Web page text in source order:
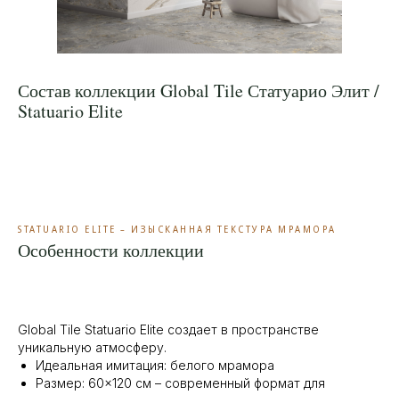
Состав коллекции Global Tile Статуарио Элит /
Statuario Elite
STATUARIO ELITE – ИЗЫСКАННАЯ ТЕКСТУРА МРАМОРА
Особенности коллекции
Global Tile Statuario Elite создает в пространстве
уникальную атмосферу.
Идеальная имитация: белого мрамора
Размер: 60×120 см – современный формат для